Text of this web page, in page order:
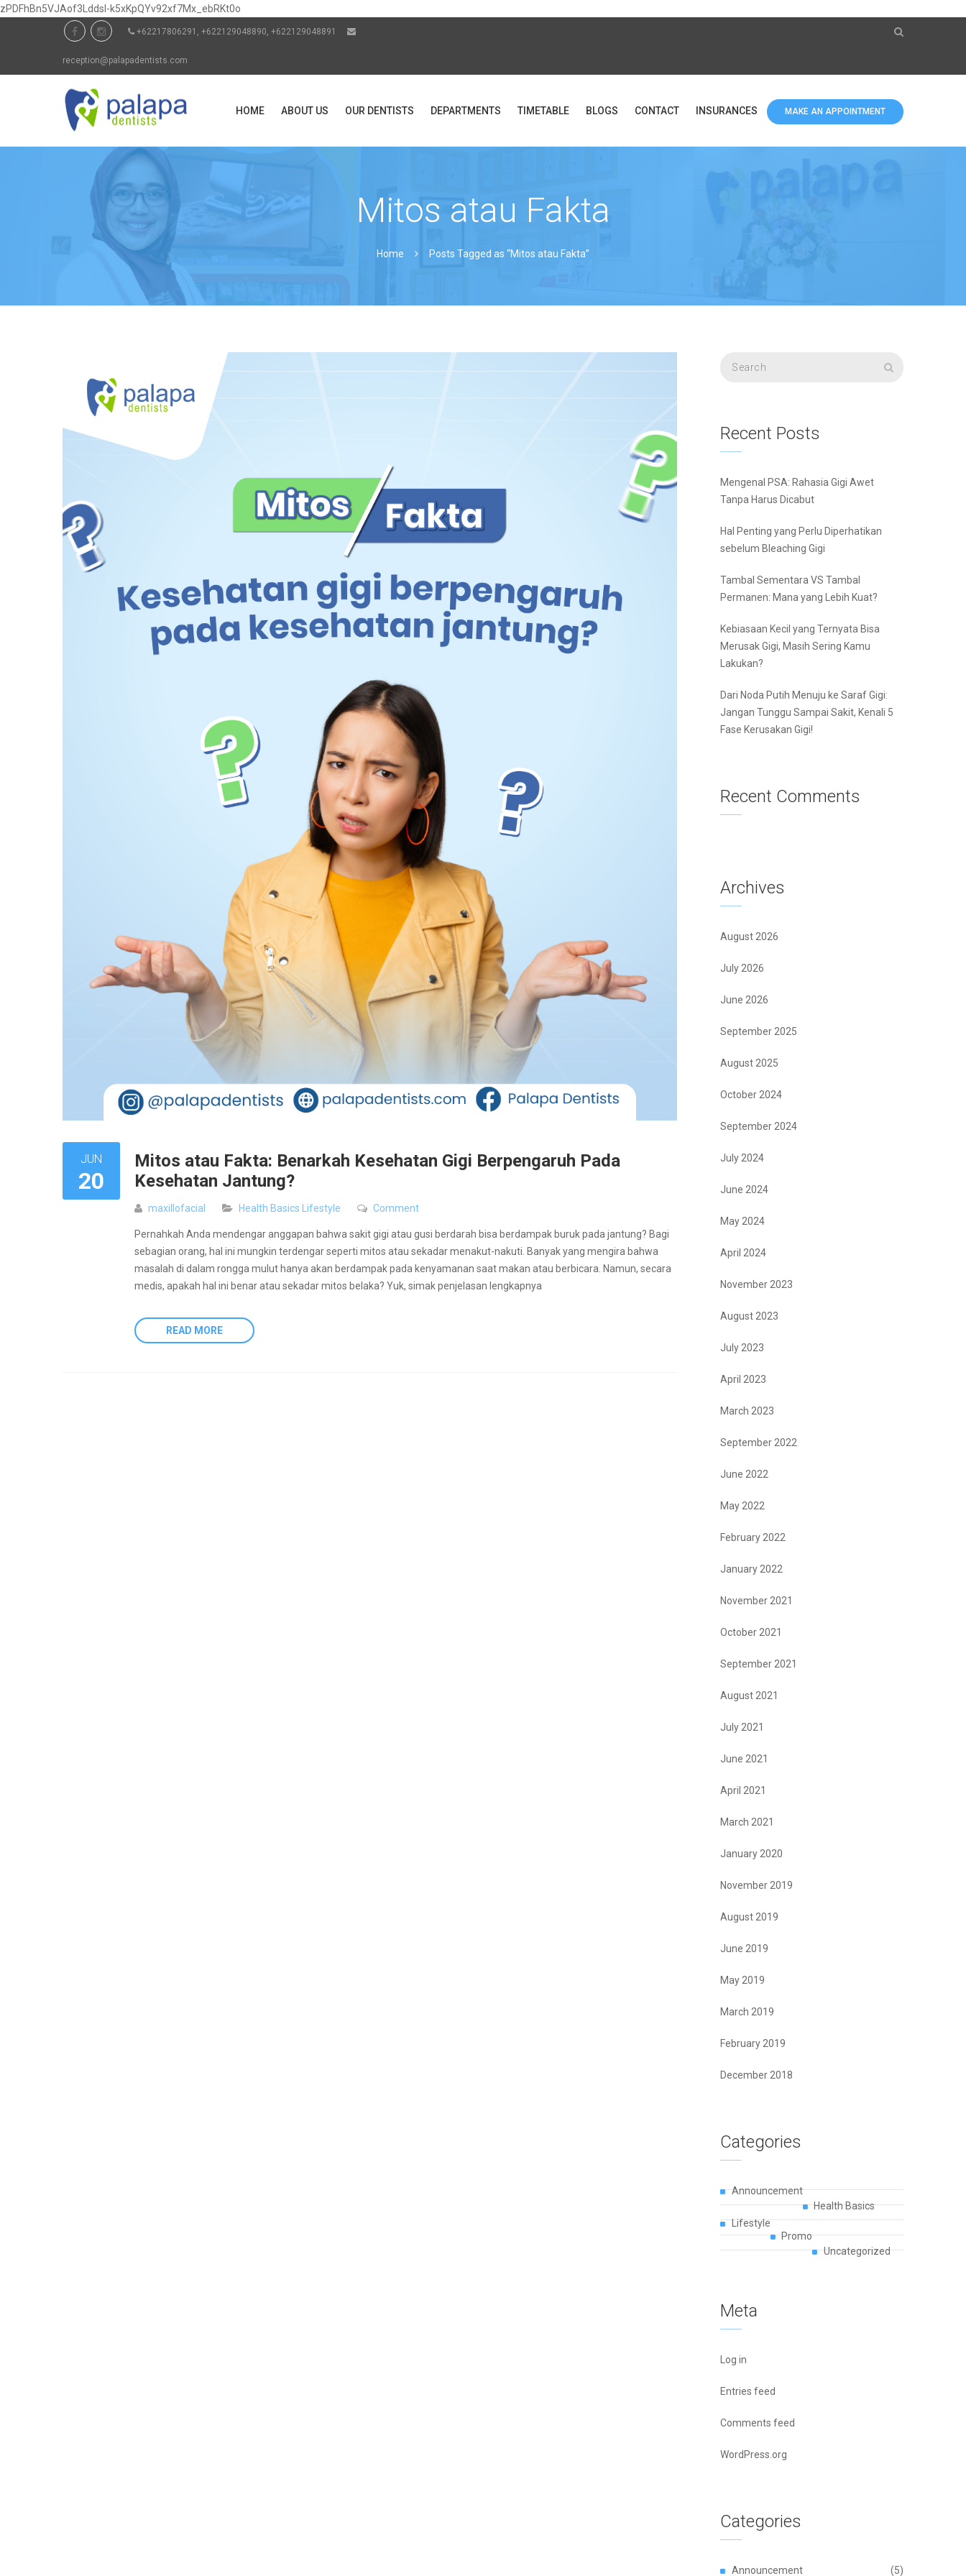
zPDFhBn5VJAof3Lddsl-k5xKpQYv92xf7Mx_ebRKt0o
+62217806291, +622129048890, +622129048891
reception@palapadentists.com
HOME ABOUT US OUR DENTISTS DEPARTMENTS TIMETABLE BLOGS CONTACT INSURANCES MAKE AN APPOINTMENT
Mitos atau Fakta
Home Posts Tagged as “Mitos atau Fakta”
JUN
20
Mitos atau Fakta: Benarkah Kesehatan Gigi Berpengaruh Pada
Kesehatan Jantung?
maxillofacial Health Basics Lifestyle Comment
Pernahkah Anda mendengar anggapan bahwa sakit gigi atau gusi berdarah bisa berdampak buruk pada jantung? Bagi
sebagian orang, hal ini mungkin terdengar seperti mitos atau sekadar menakut-nakuti. Banyak yang mengira bahwa
masalah di dalam rongga mulut hanya akan berdampak pada kenyamanan saat makan atau berbicara. Namun, secara
medis, apakah hal ini benar atau sekadar mitos belaka? Yuk, simak penjelasan lengkapnya
READ MORE
Recent Posts
Mengenal PSA: Rahasia Gigi Awet
Tanpa Harus Dicabut
Hal Penting yang Perlu Diperhatikan
sebelum Bleaching Gigi
Tambal Sementara VS Tambal
Permanen: Mana yang Lebih Kuat?
Kebiasaan Kecil yang Ternyata Bisa
Merusak Gigi, Masih Sering Kamu
Lakukan?
Dari Noda Putih Menuju ke Saraf Gigi:
Jangan Tunggu Sampai Sakit, Kenali 5
Fase Kerusakan Gigi!
Recent Comments
Archives
August 2026
July 2026
June 2026
September 2025
August 2025
October 2024
September 2024
July 2024
June 2024
May 2024
April 2024
November 2023
August 2023
July 2023
April 2023
March 2023
September 2022
June 2022
May 2022
February 2022
January 2022
November 2021
October 2021
September 2021
August 2021
July 2021
June 2021
April 2021
March 2021
January 2020
November 2019
August 2019
June 2019
May 2019
March 2019
February 2019
December 2018
Categories
Announcement
Health Basics
Lifestyle
Promo
Uncategorized
Meta
Log in
Entries feed
Comments feed
WordPress.org
Categories
Announcement (5)